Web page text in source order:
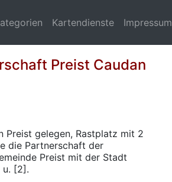
Kartendienste Impressum
Preist Caudan
Preist gelegen, Rastplatz mit 2
die Partnerschaft der
Preist mit der Stadt
u. [2].